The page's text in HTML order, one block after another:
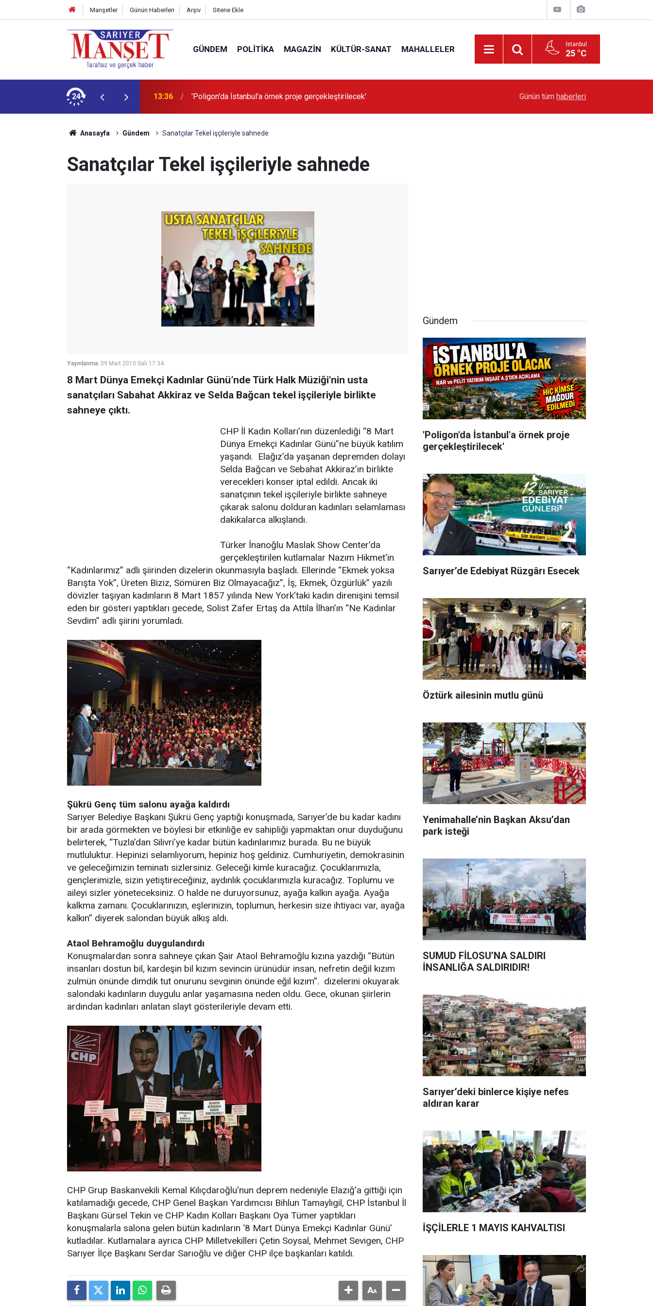
Manşetler Günün Haberleri Arşiv Sitene Ekle
GÜNDEM POLITIKA MAGAZIN KÜLTÜR-SANAT MAHALLELER İstanbul
25 °C
24 13:36 'Poligon'da İstanbul'a örnek proje gerçekleştirilecek' Sarıyer’de Edebiyat Rüzgârı Esecek
Günün tüm haberleri
Anasayfa Gündem Sanatçılar Tekel işçileriyle sahnede
Sanatçılar Tekel işçileriyle sahnede
Yayınlanma: 09 Mart 2010 Salı 17:34
8 Mart Dünya Emekçi Kadınlar Günü’nde Türk Halk Müziği'nin usta
sanatçıları Sabahat Akkiraz ve Selda Bağcan tekel işçileriyle birlikte
sahneye çıktı.
CHP İl Kadın Kolları’nın düzenlediği “8 Mart
Dünya Emekçi Kadınlar Günü”ne büyük katılım
yaşandı. Elağız’da yaşanan depremden dolayı
Selda Bağcan ve Sebahat Akkiraz’ın birlikte
verecekleri konser iptal edildi. Ancak iki
sanatçının tekel işçileriyle birlikte sahneye
çıkarak salonu dolduran kadınları selamlaması
dakikalarca alkışlandı.
Türker İnanoğlu Maslak Show Center’da
gerçekleştirilen kutlamalar Nazım Hikmet'in
“Kadınlarımız” adlı şiirinden dizelerin okunmasıyla başladı. Ellerinde “Ekmek yoksa
Barışta Yok”, Üreten Biziz, Sömüren Biz Olmayacağız”, İş, Ekmek, Özgürlük” yazılı
dövizler taşıyan kadınların 8 Mart 1857 yılında New York’taki kadın direnişini temsil
eden bir gösteri yaptıkları gecede, Solist Zafer Ertaş da Attila İlhan’ın “Ne Kadınlar
Sevdim” adlı şiirini yorumladı.
Şükrü Genç tüm salonu ayağa kaldırdı
Sarıyer Belediye Başkanı Şükrü Genç yaptığı konuşmada, Sarıyer’de bu kadar kadını
bir arada görmekten ve böylesi bir etkinliğe ev sahipliği yapmaktan onur duyduğunu
belirterek, “Tuzla’dan Silivri’ye kadar bütün kadınlarımız burada. Bu ne büyük
mutluluktur. Hepinizi selamlıyorum, hepiniz hoş geldiniz. Cumhuriyetin, demokrasinin
ve geleceğimizin teminatı sizlersiniz. Geleceği kimle kuracağız. Çocuklarımızla,
gençlerimizle, sizin yetiştireceğiniz, aydınlık çocuklarımızla kuracağız. Toplumu ve
aileyi sizler yöneteceksiniz. O halde ne duruyorsunuz, ayağa kalkın ayağa. Ayağa
kalkma zamanı. Çocuklarınızın, eşlerinizin, toplumun, herkesin size ihtiyacı var, ayağa
kalkın” diyerek salondan büyük alkış aldı.
Ataol Behramoğlu duygulandırdı
Konuşmalardan sonra sahneye çıkan Şair Ataol Behramoğlu kızına yazdığı “Bütün
insanları dostun bil, kardeşin bil kızım sevincin ürünüdür insan, nefretin değil kızım
zulmün önünde dimdik tut onurunu sevginin önünde eğil kızım”. dizelerini okuyarak
salondaki kadınların duygulu anlar yaşamasına neden oldu. Gece, okunan şiirlerin
ardından kadınları anlatan slayt gösterileriyle devam etti.
CHP Grup Baskanvekili Kemal Kılıçdaroğlu’nun deprem nedeniyle Elazığ’a gittiği için
katılamadığı gecede, CHP Genel Başkan Yardımcısı Bihlun Tamaylıgil, CHP İstanbul İl
Başkanı Gürsel Tekin ve CHP Kadın Kolları Başkanı Oya Tümer yaptıkları
konuşmalarla salona gelen bütün kadınların ‘8 Mart Dünya Emekçi Kadınlar Günü’
kutladılar. Kutlamalara ayrıca CHP Milletvekilleri Çetin Soysal, Mehmet Sevigen, CHP
Sarıyer İlçe Başkanı Serdar Sarıoğlu ve diğer CHP ilçe başkanları katıldı.
Gündem
'Poligon'da İstanbul'a örnek proje
gerçekleştirilecek'
Sarıyer’de Edebiyat Rüzgârı Esecek
Öztürk ailesinin mutlu günü
Yenimahalle’nin Başkan Aksu’dan
park isteği
SUMUD FİLOSU’NA SALDIRI
İNSANLIĞA SALDIRIDIR!
Sarıyer’deki binlerce kişiye nefes
aldıran karar
İŞÇİLERLE 1 MAYIS KAHVALTISI